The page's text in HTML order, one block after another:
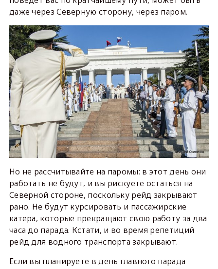
даже через Северную сторону, через паром.
Но не рассчитывайте на паромы: в этот день они
работать не будут, и вы рискуете остаться на
Северной стороне, поскольку рейд закрывают
рано. Не будут курсировать и пассажирские
катера, которые прекращают свою работу за два
часа до парада. Кстати, и во время репетиций
рейд для водного транспорта закрывают.
Если вы планируете в день главного парада